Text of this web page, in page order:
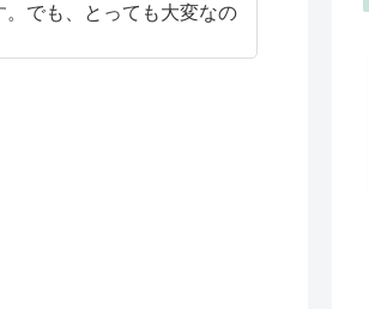
でも、とっても大変なの